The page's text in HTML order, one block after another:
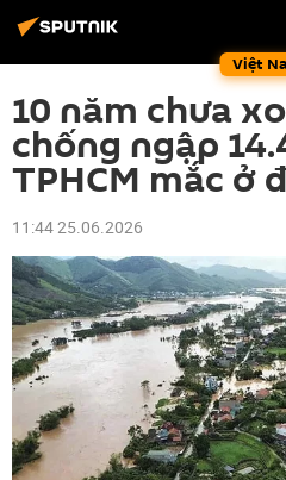
Việt
10 năm chưa
chống ngập
TPHCM mắc ở
11:44 25.06.2026